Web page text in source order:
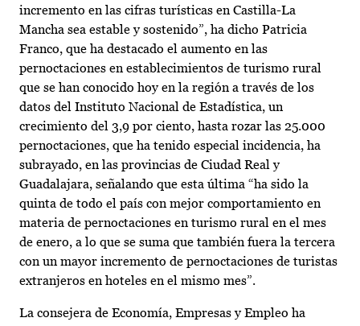
incremento en las cifras turísticas en Castilla-La
Mancha sea estable y sostenido”, ha dicho Patricia
Franco, que ha destacado el aumento en las
pernoctaciones en establecimientos de turismo rural
que se han conocido hoy en la región a través de los
datos del Instituto Nacional de Estadística, un
crecimiento del 3,9 por ciento, hasta rozar las 25.000
pernoctaciones, que ha tenido especial incidencia, ha
subrayado, en las provincias de Ciudad Real y
Guadalajara, señalando que esta última “ha sido la
quinta de todo el país con mejor comportamiento en
materia de pernoctaciones en turismo rural en el mes
de enero, a lo que se suma que también fuera la tercera
con un mayor incremento de pernoctaciones de turistas
extranjeros en hoteles en el mismo mes”.
La consejera de Economía, Empresas y Empleo ha